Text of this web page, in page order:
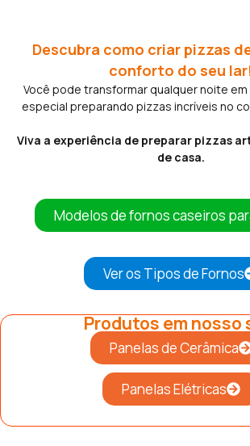
Descubra como criar pizzas
conforto do seu
Você pode transformar qualquer noite
especial preparando pizzas incríveis no
Viva a experiência de preparar pizzas
de casa.
Modelos de fornos caseiros
Ver os Tipos de Fornos
Produtos em nosso
Panelas de Cerâmica
Panelas Elétricas